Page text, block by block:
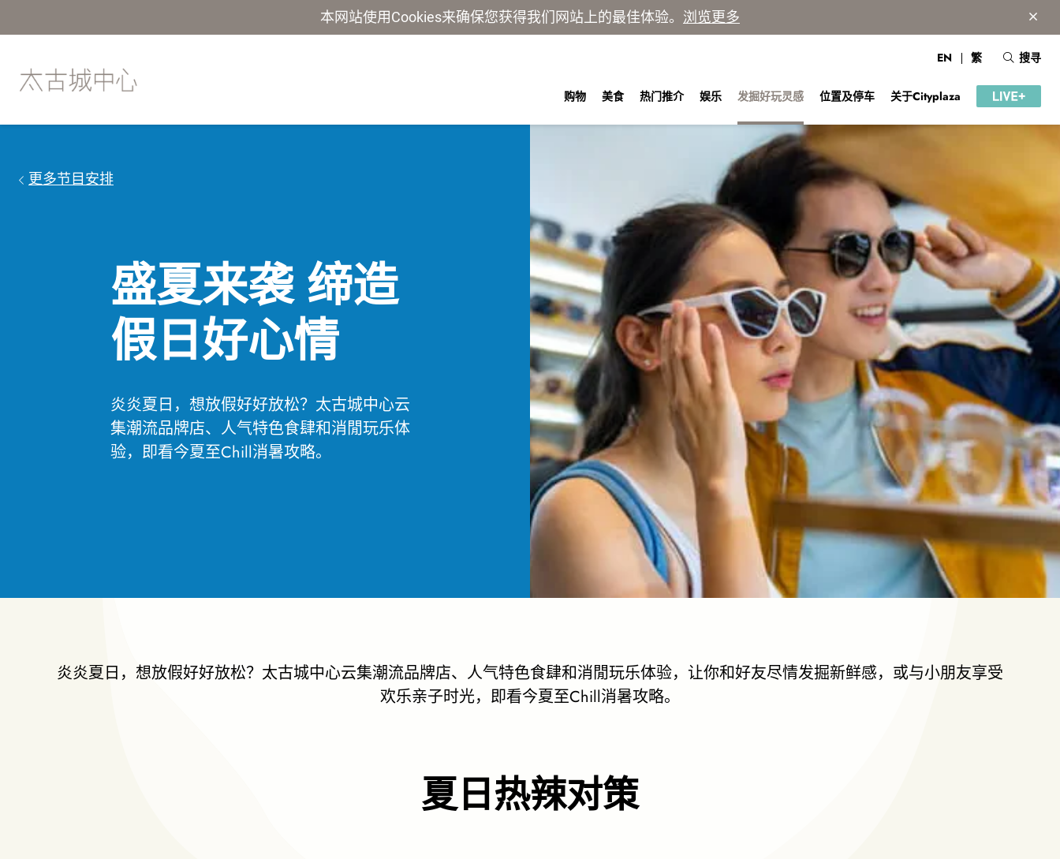
本网站使用Cookies来确保您获得我们网站上的最佳体验。 浏览更多
购物 美食 热门推介 娱乐 发掘好玩灵感 位置及停车 关于Cityplaza
EN 繁 搜寻
盛夏来袭 缔造
假日好心情
炎炎夏日，想放假好好放松？太古城中心云
集潮流品牌店、人气特色食肆和消閒玩乐体
验，即看今夏至Chill消暑攻略。
更多节目安排
炎炎夏日，想放假好好放松？太古城中心云集潮流品牌店、人气特色食肆和消閒玩乐体验，让你和好友尽情发掘新鲜感，或与小朋友享受
欢乐亲子时光，即看今夏至Chill消暑攻略。
夏日热辣对策